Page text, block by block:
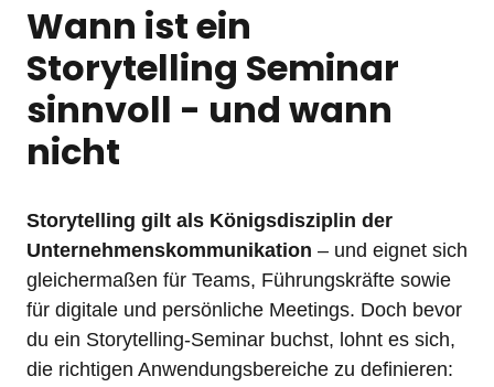
Wann ist ein
Storytelling Seminar
sinnvoll - und wann
nicht
Storytelling gilt als Königsdisziplin der
Unternehmenskommunikation – und eignet sich
gleichermaßen für Teams, Führungskräfte sowie
für digitale und persönliche Meetings. Doch bevor
du ein Storytelling-Seminar buchst, lohnt es sich,
die richtigen Anwendungsbereiche zu definieren: